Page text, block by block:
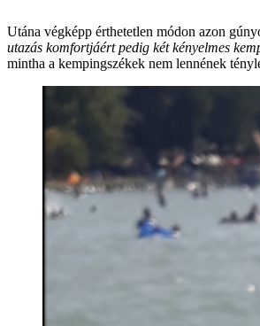
Utána végképp érthetetlen módon azon
utazás komfortjáért pedig két kényelmes
mintha a kempingszékek nem lennének